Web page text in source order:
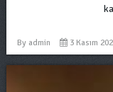
By admin 3 Kasım